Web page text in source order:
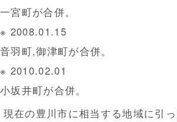
一宮町が合併。
※ 2008.01.15
音羽町,御津町が合併。
※ 2010.02.01
小坂井町が合併。
現在の豊川市に相当する地域に引